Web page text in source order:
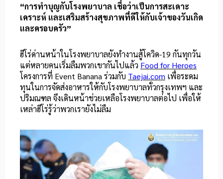
“การทำบุญกับโรงพยาบาล เชื่อว่าเป็นการสะเดาะ
เคราะห์ และเสริมสร้างสุขภาพที่ดีให้กับเจ้าของวันเกิด
และครอบครัว”
ฮีโร่ด่านหน้าในโรงพยาบาลยังทำงานสู้โควิด-19 กันทุกวัน
แต่หลายคนเริ่มลืมพวกเขากันไปแล้ว Food for Heroes
โครงการที่ Event Banana ร่วมกับ Taejai.com เพื่อระดม
ทุนในการจัดส่งอาหารให้กับโรงพยาบาลทั่วกรุงเทพฯ และ
ปริมณฑล จึงเดินหน้าช่วยเหลือโรงพยาบาลต่อไป เพื่อให้
เหล่าฮีโร่รู้ว่าพวกเรายังไม่ลืม